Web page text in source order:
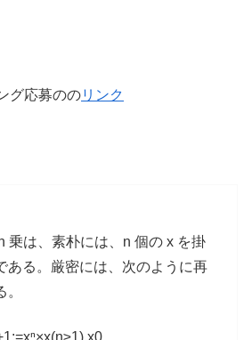
グ応募ののリンク
乗は、素朴には、n 個の x を掛
ある。厳密には、次のように再
:=xⁿ×x(n≥1).x0